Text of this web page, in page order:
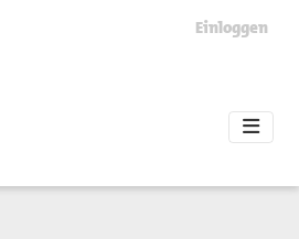
Einloggen